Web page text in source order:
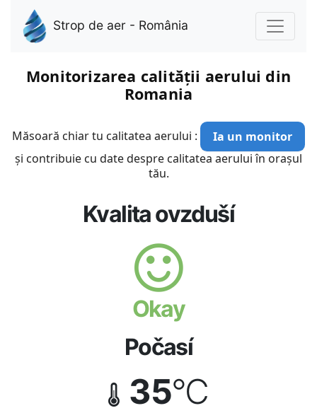
Strop de aer - România
Monitorizarea calității aerului din
Romania
Măsoară chiar tu calitatea aerului :
Ia un monitor
și contribuie cu date despre calitatea aerului în orașul
tău.
Kvalita ovzduší
Okay
Počasí
35°C